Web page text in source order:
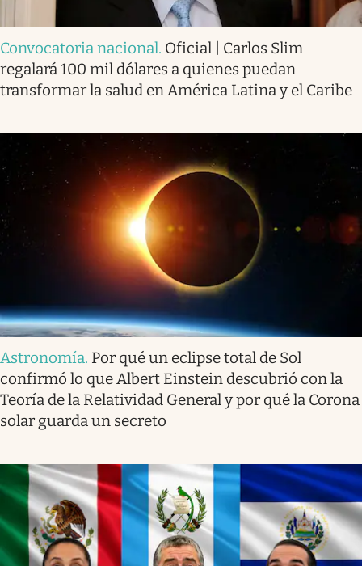
Convocatoria nacional. Oficial | Carlos Slim
regalará 100 mil dólares a quienes puedan
transformar la salud en América Latina y el Caribe
Astronomía. Por qué un eclipse total de Sol
confirmó lo que Albert Einstein descubrió con la
Teoría de la Relatividad General y por qué la Corona
solar guarda un secreto